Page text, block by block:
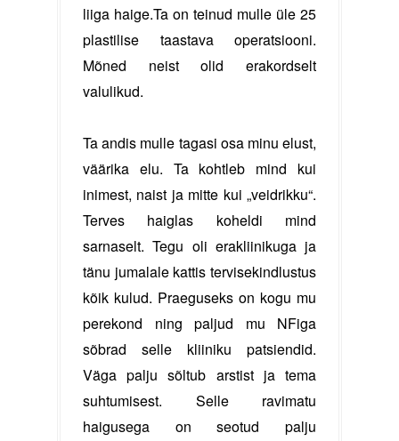
liiga haige.Ta on teinud mulle üle 25
plastilise taastava operatsiooni.
Mõned neist olid erakordselt
valulikud.
Ta andis mulle tagasi osa minu elust,
väärika elu. Ta kohtleb mind kui
inimest, naist ja mitte kui „veidrikku“.
Terves haiglas koheldi mind
sarnaselt. Tegu oli erakliinikuga ja
tänu jumalale kattis tervisekindlustus
kõik kulud. Praeguseks on kogu mu
perekond ning paljud mu NFiga
sõbrad selle kliiniku patsiendid.
Väga palju sõltub arstist ja tema
suhtumisest. Selle ravimatu
haigusega on seotud palju